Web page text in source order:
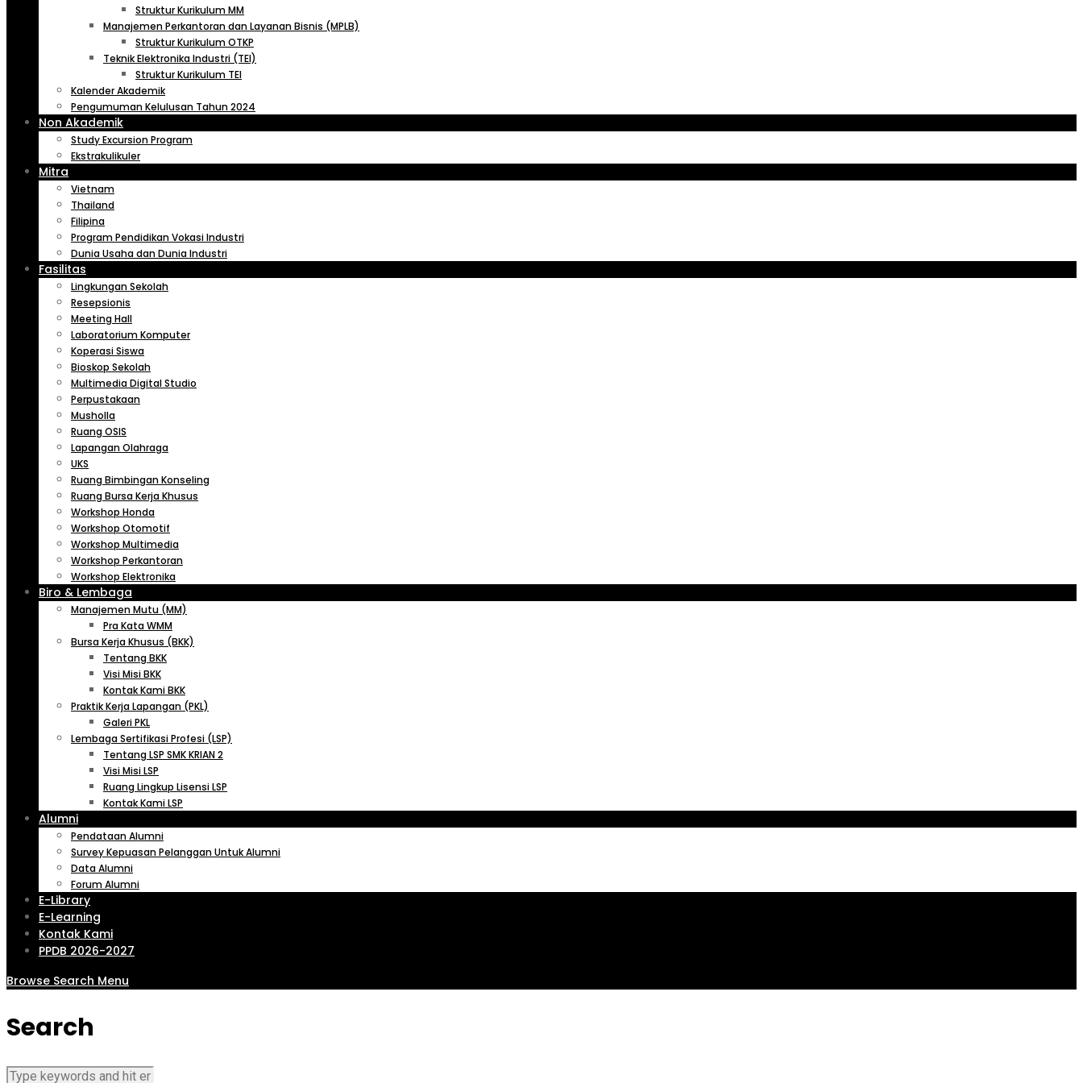
Struktur Kurikulum MM
Manajemen Perkantoran dan Layanan Bisnis (MPLB)
Struktur Kurikulum OTKP
Teknik Elektronika Industri (TEI)
Struktur Kurikulum TEI
Kalender Akademik
Pengumuman Kelulusan Tahun 2024
Non Akademik
Study Excursion Program
Ekstrakulikuler
Mitra
Vietnam
Thailand
Filipina
Program Pendidikan Vokasi Industri
Dunia Usaha dan Dunia Industri
Fasilitas
Lingkungan Sekolah
Resepsionis
Meeting Hall
Laboratorium Komputer
Koperasi Siswa
Bioskop Sekolah
Multimedia Digital Studio
Perpustakaan
Musholla
Ruang OSIS
Lapangan Olahraga
UKS
Ruang Bimbingan Konseling
Ruang Bursa Kerja Khusus
Workshop Honda
Workshop Otomotif
Workshop Multimedia
Workshop Perkantoran
Workshop Elektronika
Biro & Lembaga
Manajemen Mutu (MM)
Pra Kata WMM
Bursa Kerja Khusus (BKK)
Tentang BKK
Visi Misi BKK
Kontak Kami BKK
Praktik Kerja Lapangan (PKL)
Galeri PKL
Lembaga Sertifikasi Profesi (LSP)
Tentang LSP SMK KRIAN 2
Visi Misi LSP
Ruang Lingkup Lisensi LSP
Kontak Kami LSP
Alumni
Pendataan Alumni
Survey Kepuasan Pelanggan Untuk Alumni
Data Alumni
Forum Alumni
E-Library
E-Learning
Kontak Kami
PPDB 2026-2027
Browse Search Menu
Search